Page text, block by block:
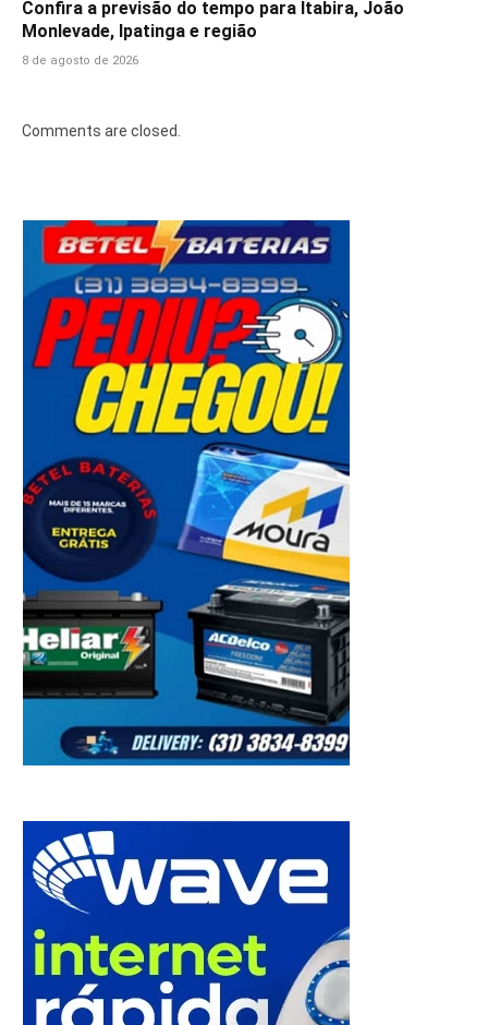
Confira a previsão do tempo para Itabira, João
Monlevade, Ipatinga e região
8 de agosto de 2026
Comments are closed.